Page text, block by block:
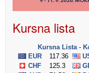
Kursna lista